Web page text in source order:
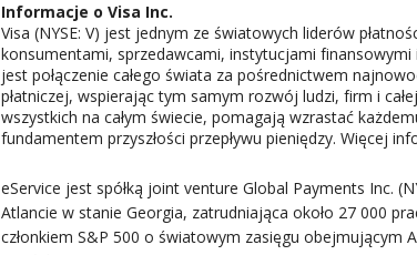
Informacje o Visa Inc.
Visa (NYSE: V) jest jednym ze światowych liderów
konsumentami, sprzedawcami, instytucjami
jest połączenie całego świata za pośrednictwem
płatniczej, wspierając tym samym rozwój ludzi, firm i
wszystkich na całym świecie, pomagają wzrastać
fundamentem przyszłości przepływu pieniędzy. Więcej
eService jest spółką joint venture Global Payments Inc.
Atlancie w stanie Georgia, zatrudniająca około 27 000
członkiem S&P 500 o światowym zasięgu obejmującym